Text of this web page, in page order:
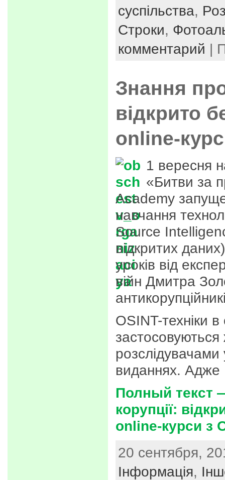
суспільства,
Строки,
комментарий |
Знання
відкрито
online-
1 вересня
«Битви за
Academy
навчання
Source
відкритих
уроків від
війн Дмитра
OSINT-техніки
розслідувачами
виданнях. Адже
Полный текст
корупції:
online-курси з
20 сентября,
Інформація,